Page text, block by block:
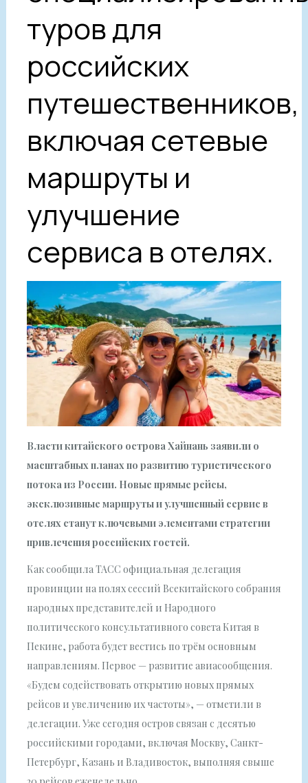
туров для
российских
путешественников,
включая сетевые
маршруты и
улучшение
сервиса в отелях.
Власти китайского острова Хайнань заявили о
масштабных планах по развитию туристического
потока из России. Новые прямые рейсы,
эксклюзивные маршруты и улучшенный сервис в
отелях станут ключевыми элементами стратегии
привлечения российских гостей.
Как сообщила ТАСС официальная делегация
провинции на полях сессий Всекитайского собрания
народных представителей и Народного
политического консультативного совета Китая в
Пекине, работа будет вестись по трём основным
направлениям. Первое — развитие авиасообщения.
«Будем содействовать открытию новых прямых
рейсов и увеличению их частоты», — отметили в
делегации. Уже сегодня остров связан с десятью
российскими городами, включая Москву, Санкт-
Петербург, Казань и Владивосток, выполняя свыше